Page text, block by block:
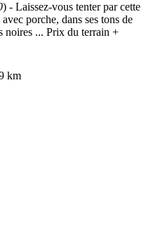
) - Laissez-vous tenter par cette
porche, dans ses tons de
noires ... Prix du terrain +
km